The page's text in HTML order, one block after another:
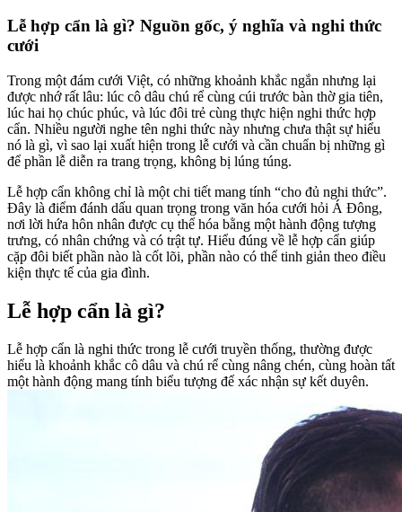
Lễ hợp cẩn là gì? Nguồn gốc, ý nghĩa và nghi thức
cưới
Trong một đám cưới Việt, có những khoảnh khắc ngắn nhưng lại
được nhớ rất lâu: lúc cô dâu chú rể cùng cúi trước bàn thờ gia tiên,
lúc hai họ chúc phúc, và lúc đôi trẻ cùng thực hiện nghi thức hợp
cẩn. Nhiều người nghe tên nghi thức này nhưng chưa thật sự hiểu
nó là gì, vì sao lại xuất hiện trong lễ cưới và cần chuẩn bị những gì
để phần lễ diễn ra trang trọng, không bị lúng túng.
Lễ hợp cẩn không chỉ là một chi tiết mang tính “cho đủ nghi thức”.
Đây là điểm đánh dấu quan trọng trong văn hóa cưới hỏi Á Đông,
nơi lời hứa hôn nhân được cụ thể hóa bằng một hành động tượng
trưng, có nhân chứng và có trật tự. Hiểu đúng về lễ hợp cẩn giúp
cặp đôi biết phần nào là cốt lõi, phần nào có thể tinh giản theo điều
kiện thực tế của gia đình.
Lễ hợp cẩn là gì?
Lễ hợp cẩn là nghi thức trong lễ cưới truyền thống, thường được
hiểu là khoảnh khắc cô dâu và chú rể cùng nâng chén, cùng hoàn tất
một hành động mang tính biểu tượng để xác nhận sự kết duyên.